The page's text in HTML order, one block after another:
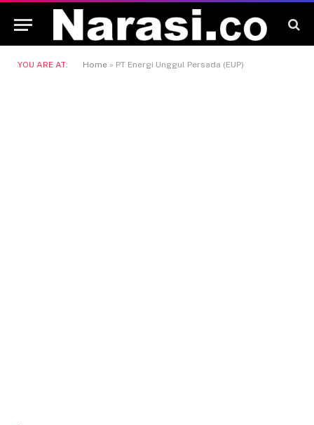
YOU ARE AT: Home » PT Energi Unggul Persada (EUP)